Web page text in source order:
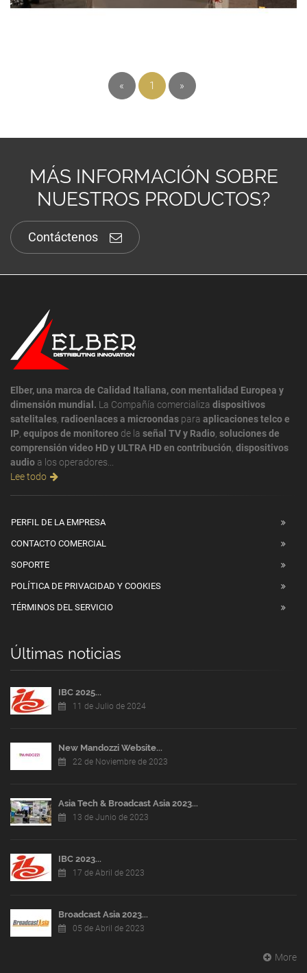
« 1 »
MÁS INFORMACIÓN SOBRE
NUESTROS PRODUCTOS?
Contáctenos
Elber, una marca de Calidad Italiana, con mentalidad Europea y
dimensión mundial. La Compañía comercializa dispositivos
satelitales radioenlaces a microondas para aplicaciones telco e
IP equipos de monitoreo de la señal TV y Radio soluciones de
comprensión video HD y ULTRA HD en contribución dispositivos
audio a los operadores...
Lee todo
PERFIL DE LA EMPRESA
CONTACTO COMERCIAL
SOPORTE
POLÍTICA DE PRIVACIDAD Y COOKIES
TÉRMINOS DEL SERVICIO
Últimas noticias
IBC 2025...
11 de Julio de 2024
New Mandozzi Website...
22 de Noviembre de 2023
Asia Tech & Broadcast Asia 2023...
13 de Junio de 2023
IBC 2023...
17 de Abril de 2023
Broadcast Asia 2023...
05 de Abril de 2023
More